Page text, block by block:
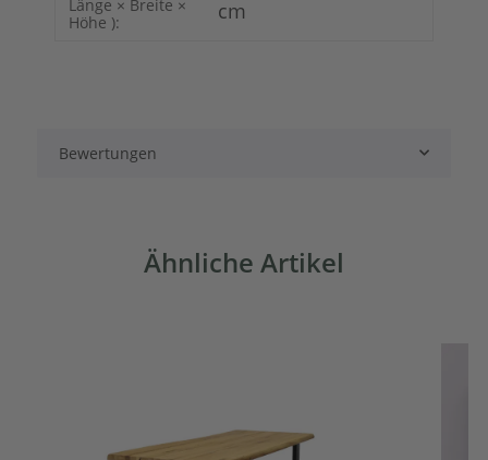
Länge × Breite ×
Höhe ):
cm
Bewertungen
Ähnliche Artikel